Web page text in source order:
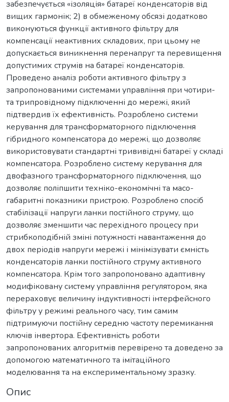
забезпечується «ізоляція» батареї конденсаторів від
вищих гармонік; 2) в обмеженому обсязі додатково
виконуються функції активного фільтру для
компенсації неактивних складових, при цьому не
допускається виникнення перенапруг та перевищення
допустимих струмів на батареї конденсаторів.
Проведено аналіз роботи активного фільтру з
запропонованими системами управління при чотири-
та трипровідному підключенні до мережі, який
підтвердив їх ефективність. Розроблено системи
керування для трансформаторного підключення
гібридного компенсатора до мережі, що дозволяє
використовувати стандартні трививідні батареї у складі
компенсатора. Розроблено систему керування для
двофазного трансформаторного підключення, що
дозволяє поліпшити техніко-економічні та масо-
габаритні показники пристрою. Розроблено спосіб
стабілізації напруги ланки постійного струму, що
дозволяє зменшити час перехідного процесу при
стрибкоподібній зміні потужності навантаження до
двох періодів напруги мережі і мінімізувати ємність
конденсаторів ланки постійного струму активного
компенсатора. Крім того запропоновано адаптивну
модифіковану систему управління регулятором, яка
перераховує величину індуктивності інтерфейсного
фільтру у режимі реального часу, тим самим
підтримуючи постійну середню частоту перемикання
ключів інвертора. Ефективність роботи
запропонованих алгоритмів перевірено та доведено за
допомогою математичного та імітаційного
моделювання та на експериментальному зразку.
Опис